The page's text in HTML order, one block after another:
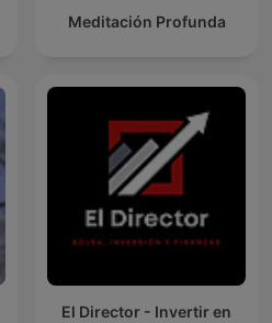
Meditación Profunda
El Director - Invertir en